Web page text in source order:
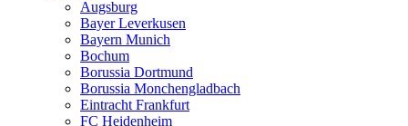
Augsburg
Bayer Leverkusen
Bayern Munich
Bochum
Borussia Dortmund
Borussia Monchengladbach
Eintracht Frankfurt
FC Heidenheim